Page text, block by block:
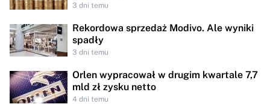
3 dni temu
Rekordowa sprzedaż Modivo. Ale wyniki
spadły
3 dni temu
Orlen wypracował w drugim kwartale 7,7
mld zł zysku netto
4 dni temu